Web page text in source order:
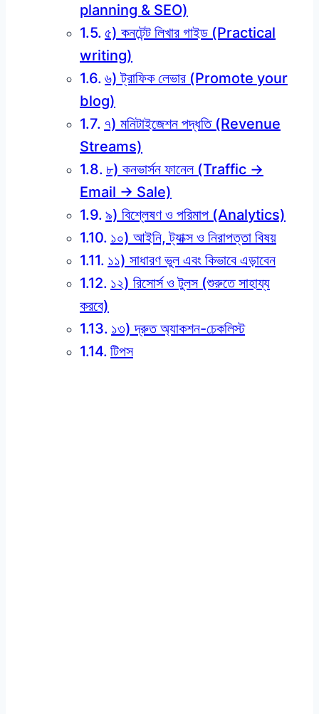
planning & SEO)
৫) কনটেন্ট লিখার গাইড (Practical
writing)
৬) ট্রাফিক লেভার (Promote your
blog)
৭) মনিটাইজেশন পদ্ধতি (Revenue
Streams)
৮) কনভার্সন ফানেল (Traffic →
Email → Sale)
৯) বিশ্লেষণ ও পরিমাপ (Analytics)
১০) আইনি, ট্যাক্স ও নিরাপত্তা বিষয়
১১) সাধারণ ভুল এবং কিভাবে এড়াবেন
১২) রিসোর্স ও টুলস (শুরুতে সাহায্য
করবে)
১৩) দ্রুত অ্যাকশন-চেকলিস্ট
টিপস